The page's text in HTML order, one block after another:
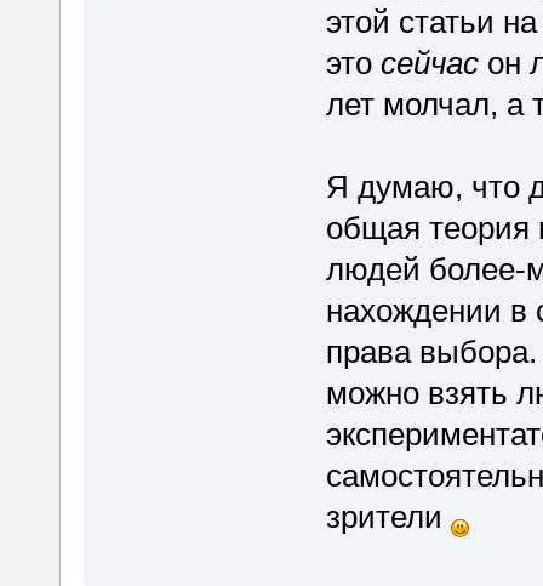
этой статьи
это сейчасон
лет молчал, а
Я думаю, что
общая теория
людей более-
нахождении в
права
можно взять
зрители